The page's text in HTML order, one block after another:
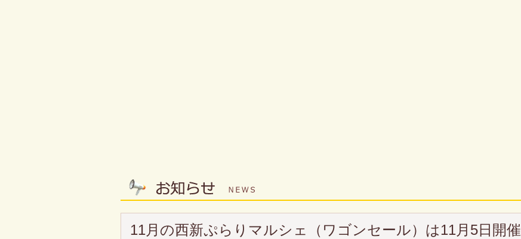
11月の西新ぷらりマルシェ（ワゴンセール）は11月5日開催